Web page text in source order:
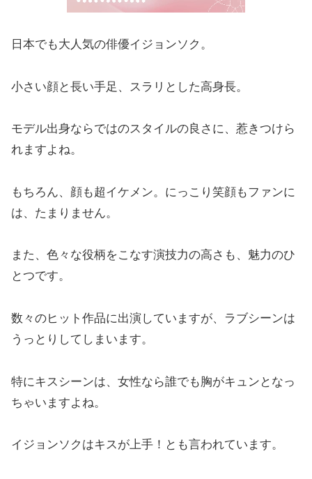
日本でも大人気の俳優イジョンソク。
小さい顔と長い手足、スラリとした高身長。
モデル出身ならではのスタイルの良さに、惹きつけら
れますよね。
もちろん、顔も超イケメン。にっこり笑顔もファンに
は、たまりません。
また、色々な役柄をこなす演技力の高さも、魅力のひ
とつです。
数々のヒット作品に出演していますが、ラブシーンは
うっとりしてしまいます。
特にキスシーンは、女性なら誰でも胸がキュンとなっ
ちゃいますよね。
イジョンソクはキスが上手！とも言われています。